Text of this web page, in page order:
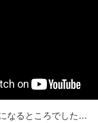
なるところでした…